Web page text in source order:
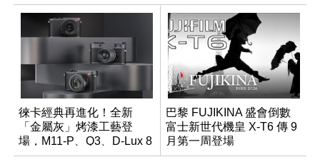
徠卡經典再進化！全新
「金屬灰」烤漆工藝登
場，M11-P、Q3、D-Lux 8
領銜換裝
巴黎 FUJIKINA 盛會倒數
富士新世代機皇 X-T6 傳 9
月第一周登場